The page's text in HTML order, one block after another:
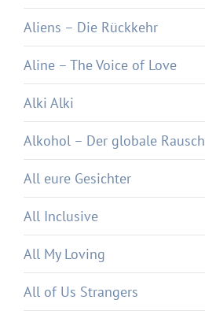
Aliens – Die Rückkehr
Aline – The Voice of Love
Alki Alki
Alkohol – Der globale Rausch
All eure Gesichter
All Inclusive
All My Loving
All of Us Strangers